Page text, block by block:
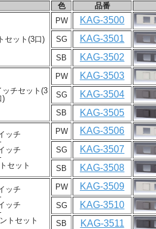
色 品番
セット(3口)
PW KAG-3500
SG KAG-3501
SB KAG-3502
チセット(3
)
PW KAG-3503
SG KAG-3504
SB KAG-3505
ッチ
ッチ
セット
PW KAG-3506
SG KAG-3507
SB KAG-3508
ッチ
ッチ
トセット
PW KAG-3509
SG KAG-3510
SB KAG-3511